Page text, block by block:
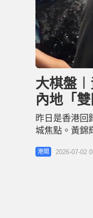
U
n
u
t
e
大棋盤
內地「
昨日是香港回
城焦點。黃錦
卡，直至傳
定「開file」
港聞 2026-07-02